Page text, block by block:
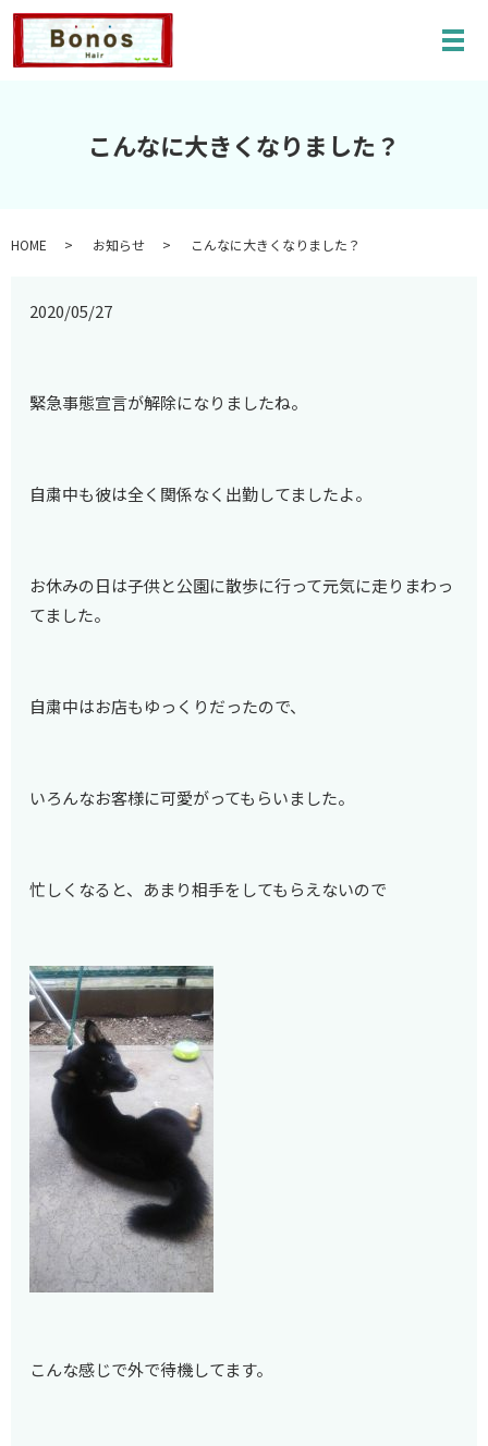
メ
こんなに大きくなりました？
HOME お知らせ こんなに大きくなりました？
2020/05/27
緊急事態宣言が解除になりましたね。
自粛中も彼は全く関係なく出勤してましたよ。
お休みの日は子供と公園に散歩に行って元気に走りまわっ
てました。
自粛中はお店もゆっくりだったので、
いろんなお客様に可愛がってもらいました。
忙しくなると、あまり相手をしてもらえないので
こんな感じで外で待機してます。